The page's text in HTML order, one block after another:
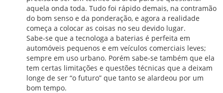
aquela onda toda. Tudo foi rápido demais, na contramão
do bom senso e da ponderação, e agora a realidade
começa a colocar as coisas no seu devido lugar.
Sabe-se que a tecnologa a baterias é perfeita em
automóveis pequenos e em veículos comerciais leves;
sempre em uso urbano. Porém sabe-se também que ela
tem certas limitações e questões técnicas que a deixam
longe de ser “o futuro” que tanto se alardeou por um
bom tempo.